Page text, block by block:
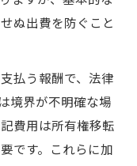
ぬ出費を防ぐこと
払う報酬で、法律
境界が不明確な場
費用は所有権移転
です。これらに加